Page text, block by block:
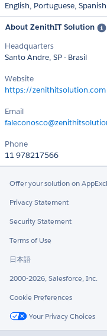
English, Portuguese, Spanish
About ZenithIT Solution
Headquarters
Santo Andre, SP - Brasil
Website
https://zenithitsolution.com
Email
Phone
11 978217566
Offer your solution on
Privacy Statement
Security Statement
Terms of Use
日本語
2000-2026, Salesforce, Inc.
Cookie Preferences
Your Privacy Choices